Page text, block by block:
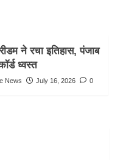
ने रचा इतिहास, पंजाब
ध्वस्त
News July 16, 2026 0